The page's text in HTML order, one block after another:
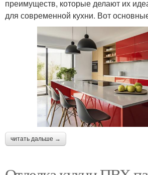
преимуществ, которые делают их
для современной кухни. Вот
читать дальше →